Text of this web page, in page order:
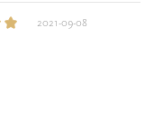
2021-09-08